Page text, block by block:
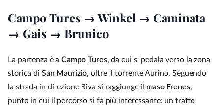
Campo Tures → Winkel → Caminata
→ Gais → Brunico
La partenza è a Campo Tures, da cui si pedala verso la zona
storica di San Maurizio, oltre il torrente Aurino. Seguendo
la strada in direzione Riva si raggiunge il maso Frenes,
punto in cui il percorso si fa più interessante: un tratto